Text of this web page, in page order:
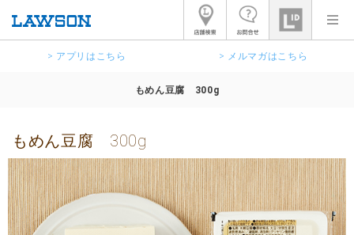
> アプリはこちら > メルマガはこちら
もめん豆腐 300g
もめん豆腐 300g